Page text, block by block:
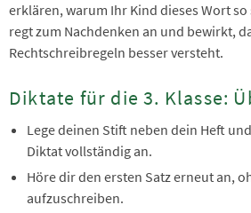
erklären, warum Ihr Kind dieses Wort
regt zum Nachdenken an und bewirkt,
Rechtschreibregeln besser versteht.
Diktate für die 3. Klasse:
Lege deinen Stift neben dein Heft
Diktat vollständig an.
Höre dir den ersten Satz erneut an,
aufzuschreiben.